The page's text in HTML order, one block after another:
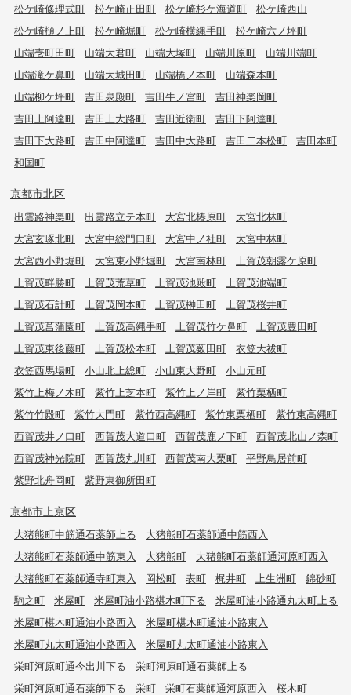
松ケ崎修理式町
松ケ崎正田町 松ケ崎杉ケ海道町
松ケ崎西山
松ケ崎樋ノ上町
松ケ崎堀町 松ケ崎横縄手町
松ケ崎六ノ坪町
山端壱町田町
山端大君町 山端大塚町 山端川原町
山端川端町
山端滝ケ鼻町
山端大城田町 山端橋ノ本町
山端森本町
山端柳ケ坪町
吉田泉殿町 吉田牛ノ宮町
吉田神楽岡町
吉田上阿達町
吉田上大路町 吉田近衛町
吉田下阿達町
吉田下大路町
吉田中阿達町 吉田中大路町 吉田二本松町
吉田本町
和国町
京都市北区
出雲路神楽町 出雲路立テ本町 大宮北椿原町
大宮北林町
大宮玄琢北町
大宮中総門口町 大宮中ノ社町
大宮中林町
大宮西小野堀町
大宮東小野堀町 大宮南林町
上賀茂朝露ケ原町
上賀茂畔勝町
上賀茂荒草町 上賀茂池殿町
上賀茂池端町
上賀茂石計町
上賀茂岡本町 上賀茂榊田町
上賀茂桜井町
上賀茂菖蒲園町
上賀茂高縄手町 上賀茂竹ケ鼻町
上賀茂豊田町
上賀茂東後藤町
上賀茂松本町 上賀茂薮田町
衣笠大祓町
衣笠西馬場町
小山北上総町 小山東大野町
小山元町
紫竹上梅ノ木町
紫竹上芝本町 紫竹上ノ岸町
紫竹栗栖町
紫竹竹殿町
紫竹大門町 紫竹西高縄町 紫竹東栗栖町
紫竹東高縄町
西賀茂井ノ口町
西賀茂大道口町 西賀茂鹿ノ下町
西賀茂北山ノ森町
西賀茂神光院町
西賀茂丸川町 西賀茂南大栗町
平野鳥居前町
紫野北舟岡町
紫野東御所田町
京都市上京区
大猪熊町中筋通石薬師上る
大猪熊町石薬師通中筋西入
大猪熊町石薬師通中筋東入
大猪熊町
大猪熊町石薬師通河原町西入
大猪熊町石薬師通寺町東入
岡松町 表町 梶井町 上生洲町
錦砂町
駒之町
米屋町 米屋町油小路椹木町下る
米屋町油小路通丸太町上る
米屋町椹木町通油小路西入
米屋町椹木町通油小路東入
米屋町丸太町通油小路西入
米屋町丸太町通油小路東入
栄町河原町通今出川下る
栄町河原町通石薬師上る
栄町河原町通石薬師下る
栄町 栄町石薬師通河原西入
桜木町